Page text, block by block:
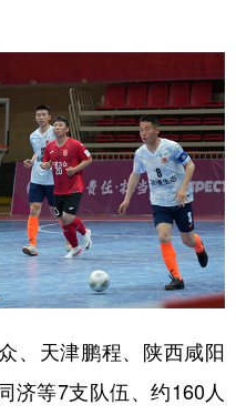
天津鹏程、陕西咸阳
济等7支队伍、约160人